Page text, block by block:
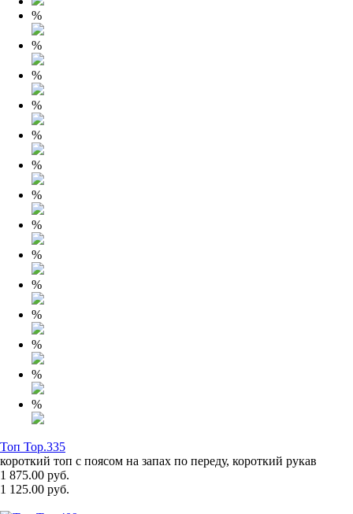
%
%
%
%
%
%
%
%
%
%
%
%
%
%
Топ Top.335
короткий топ с поясом на запах по переду, короткий рукав
1 875.00 руб.
1 125.00 руб.